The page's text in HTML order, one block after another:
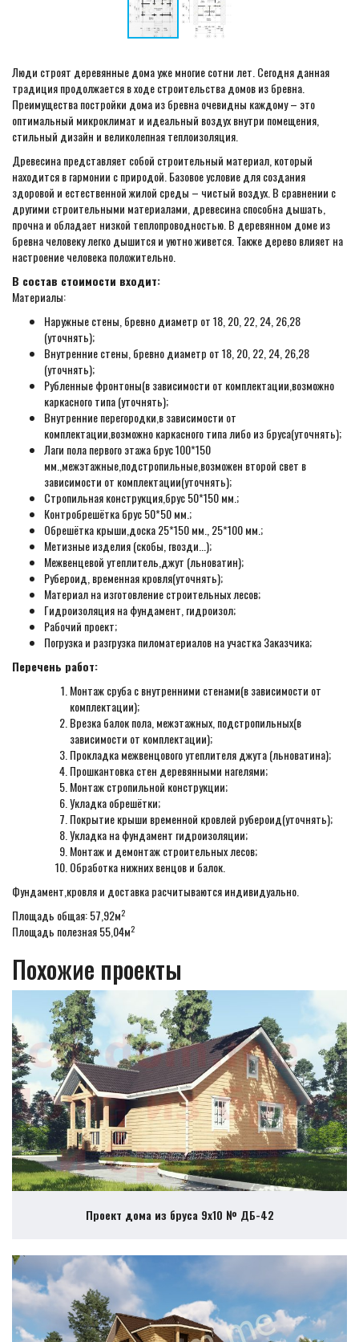
Люди строят деревянные дома уже многие сотни лет. Сегодня данная
традиция продолжается в ходе строительства домов из бревна.
Преимущества постройки дома из бревна очевидны каждому – это
оптимальный микроклимат и идеальный воздух внутри помещения,
стильный дизайн и великолепная теплоизоляция.
Древесина представляет собой строительный материал, который
находится в гармонии с природой. Базовое условие для создания
здоровой и естественной жилой среды – чистый воздух. В сравнении с
другими строительными материалами, древесина способна дышать,
прочна и обладает низкой теплопроводностью. В деревянном доме из
бревна человеку легко дышится и уютно живется. Также дерево влияет на
настроение человека положительно.
В состав стоимости входит:
Материалы:
Наружные стены, бревно диаметр от 18, 20, 22, 24, 26,28
(уточнять);
Внутренние стены, бревно диаметр от 18, 20, 22, 24, 26,28
(уточнять);
Рубленные фронтоны(в зависимости от комплектации,возможно
каркасного типа (уточнять);
Внутренние перегородки,в зависимости от
комплектации,возможно каркасного типа либо из бруса(уточнять);
Лаги пола первого этажа брус 100*150
мм.,межэтажные,подстропильные,возможен второй свет в
зависимости от комплектации(уточнять);
Стропильная конструкция,брус 50*150 мм.;
Контробрешётка брус 50*50 мм.;
Обрешётка крыши,доска 25*150 мм., 25*100 мм.;
Метизные изделия (скобы, гвозди...);
Межвенцевой утеплитель,джут (льноватин);
Рубероид, временная кровля(уточнять);
Материал на изготовление строительных лесов;
Гидроизоляция на фундамент, гидроизол;
Рабочий проект;
Погрузка и разгрузка пиломатериалов на участка Заказчика;
Перечень работ:
Монтаж сруба с внутренними стенами(в зависимости от
комплектации);
Врезка балок пола, межэтажных, подстропильных(в
зависимости от комплектации);
Прокладка межвенцового утеплителя джута (льноватина);
Прошкантовка стен деревянными нагелями;
Монтаж стропильной конструкции;
Укладка обрешётки;
Покрытие крыши временной кровлей рубероид(уточнять);
Укладка на фундамент гидроизоляции;
Монтаж и демонтаж строительных лесов;
Обработка нижних венцов и балок.
Фундамент,кровля и доставка расчитываются индивидуально.
Площадь общая: 57,92м2
Площадь полезная 55,04м2
Похожие проекты
Проект дома из бруса 9х10 № ДБ-42